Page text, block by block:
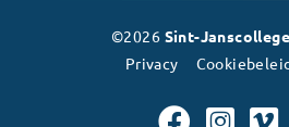
©2026 Sint-
Privacy